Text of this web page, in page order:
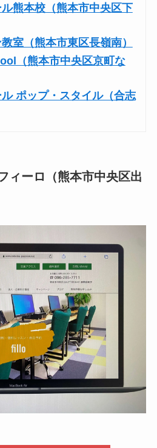
熊本校（熊本市中央区下
室（熊本市東区長嶺南）
（熊本市中央区京町な
ポップ・スタイル（合志
ィーロ（熊本市中央区出